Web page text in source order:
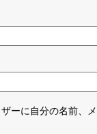
ーに自分の名前、